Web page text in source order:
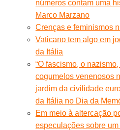
números contam uma
Marco Marzano
Crenças e feminismos
Vaticano tem algo em
da Itália
“O fascismo, o
cogumelos venenosos
jardim da civilidade
da Itália no Dia da
Em meio à altercação
especulações sobre um